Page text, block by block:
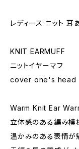
レディース ニット 耳
KNIT EARMUFF
ニットイヤーマフ
cover one's head
Warm Knit Ear
立体感のある編み模
温かみのある表情が